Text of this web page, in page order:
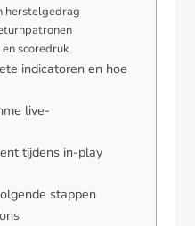
herstelgedrag
scoredruk
indicatoren en hoe
live-
tijdens in-play
stappen